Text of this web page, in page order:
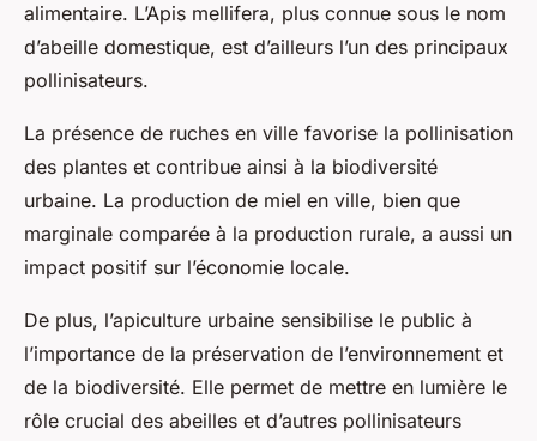
alimentaire. L’Apis mellifera, plus connue sous le nom
d’abeille domestique, est d’ailleurs l’un des principaux
pollinisateurs.
La présence de ruches en ville favorise la pollinisation
des plantes et contribue ainsi à la biodiversité
urbaine. La production de miel en ville, bien que
marginale comparée à la production rurale, a aussi un
impact positif sur l’économie locale.
De plus, l’apiculture urbaine sensibilise le public à
l’importance de la préservation de l’environnement et
de la biodiversité. Elle permet de mettre en lumière le
rôle crucial des abeilles et d’autres pollinisateurs